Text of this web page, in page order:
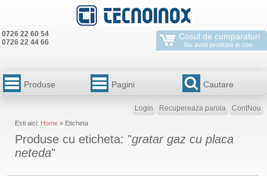
0726 22 60 54
0726 22 44 66
Cosul de cumparaturi
Nu aveti produse in cos.
Produse Pagini Cautare
Login Recupereaza parola ContNou
Esti aici: Home » Eticheta
Produse cu eticheta: "gratar gaz cu placa
neteda"